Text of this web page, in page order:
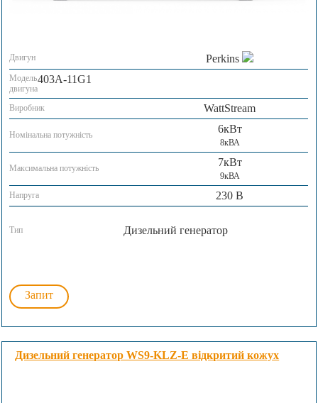
Двигун Perkins
Модель
двигуна
403A-11G1
Виробник WattStream
Номінальна потужність 6кВт
8кВА
Максимальна потужність 7кВт
9кВА
Напруга
230 В
Тип Дизельний генератор
Запит
Дизельний генератор WS9-KLZ-E відкритий кожух